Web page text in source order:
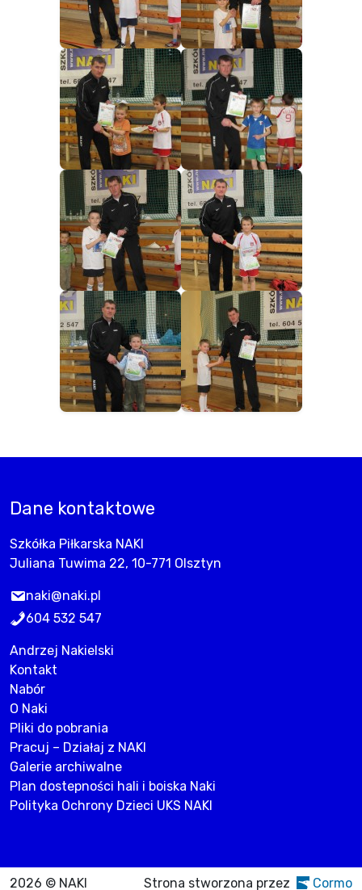
Dane kontaktowe
Szkółka Piłkarska NAKI
Juliana Tuwima 22, 10-771 Olsztyn
naki@naki.pl
604 532 547
Andrzej Nakielski
Kontakt
Nabór
O Naki
Pliki do pobrania
Pracuj – Działaj z NAKI
Galerie archiwalne
Plan dostepności hali i boiska Naki
Polityka Ochrony Dzieci UKS NAKI
2026 © NAKI Strona stworzona przez Cormo